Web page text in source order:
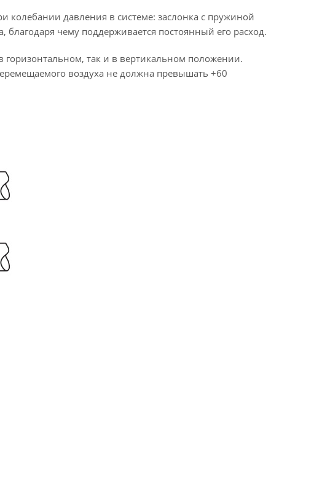
колебании давления в системе: заслонка с пружиной
благодаря чему поддерживается постоянный его расход.
горизонтальном, так и в вертикальном положении.
воздуха не должна превышать +60